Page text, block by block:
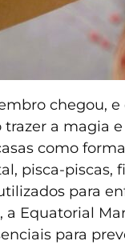
chegou,
a magia
como
pisca-piscas,
para
a Equatorial
para